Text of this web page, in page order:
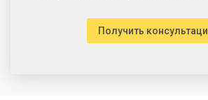
Получить